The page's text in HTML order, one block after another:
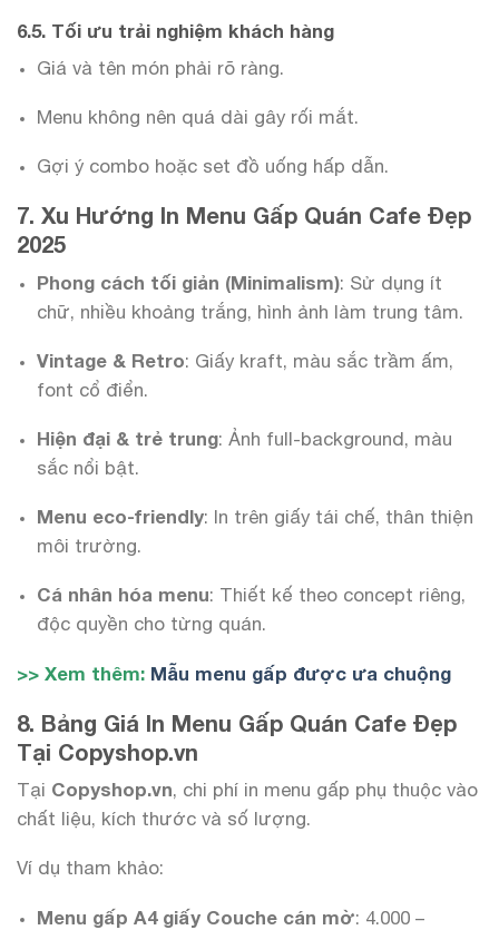
6.5. Tối ưu trải nghiệm khách hàng
Giá và tên món phải rõ ràng.
Menu không nên quá dài gây rối mắt.
Gợi ý combo hoặc set đồ uống hấp dẫn.
7. Xu Hướng In Menu Gấp Quán Cafe Đẹp
2025
Phong cách tối giản (Minimalism): Sử dụng ít
chữ, nhiều khoảng trắng, hình ảnh làm trung tâm.
Vintage & Retro: Giấy kraft, màu sắc trầm ấm,
font cổ điển.
Hiện đại & trẻ trung: Ảnh full-background, màu
sắc nổi bật.
Menu eco-friendly: In trên giấy tái chế, thân thiện
môi trường.
Cá nhân hóa menu: Thiết kế theo concept riêng,
độc quyền cho từng quán.
>> Xem thêm: Mẫu menu gấp được ưa chuộng
8. Bảng Giá In Menu Gấp Quán Cafe Đẹp
Tại Copyshop.vn
Tại Copyshop.vn, chi phí in menu gấp phụ thuộc vào
chất liệu, kích thước và số lượng.
Ví dụ tham khảo:
Menu gấp A4 giấy Couche cán mờ: 4.000 –